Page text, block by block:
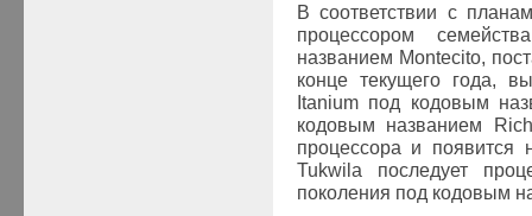
В соответствии с
процессором
названием Montecito,
конце текущего года,
Itaniumпод кодовым
кодовым названием
процессора и
Tukwila последует
поколения под кодовым